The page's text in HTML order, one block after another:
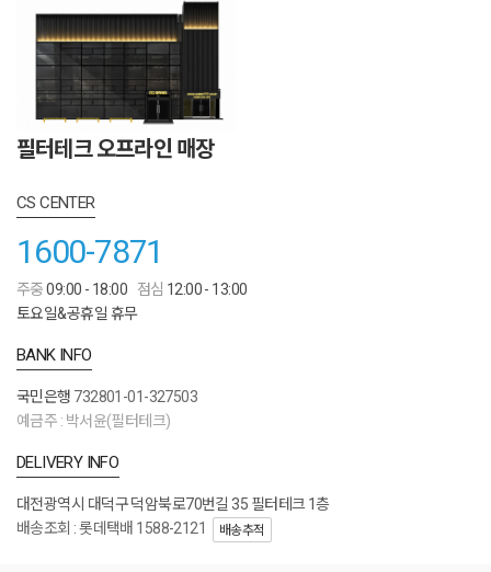
필터테크 오프라인 매장
CS CENTER
1600-7871
주중09:00 - 18:00 점심 12:00 - 13:00
토요일&공휴일 휴무
BANK INFO
국민은행 732801-01-327503
예금주 : 박서윤(필터테크)
DELIVERY INFO
대전광역시 대덕구 덕암북로70번길 35 필터테크 1층
배송조회 : 롯데택배 1588-2121
배송추적